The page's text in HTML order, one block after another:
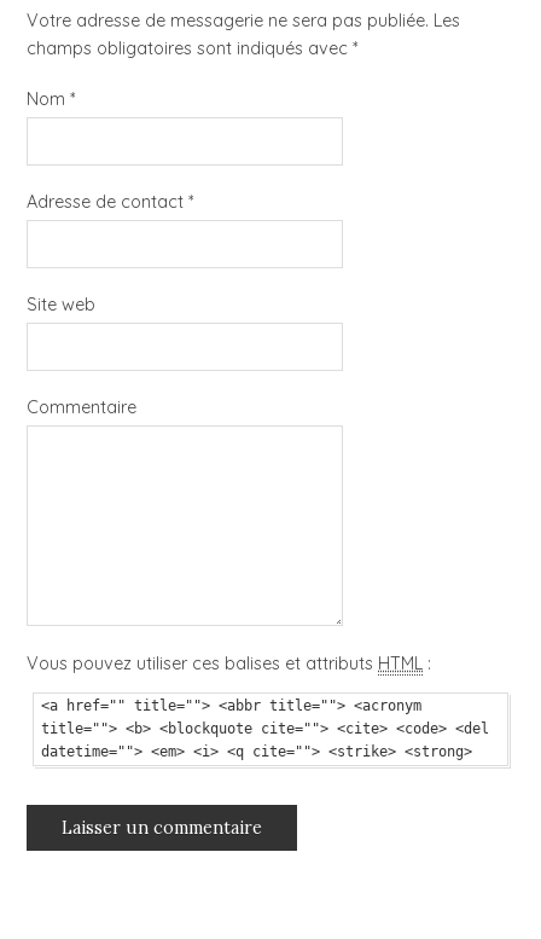
Votre adresse de messagerie ne sera pas publiée. Les
champs obligatoires sont indiqués avec*
Nom*
Adresse de contact*
Site web
Commentaire
Vous pouvez utiliser ces balises et attributs HTML :
<a href="" title=""> <abbr title=""> <acronym
title=""> <b> <blockquote cite=""> <cite> <code> <del
datetime=""> <em> <i> <q cite=""> <strike> <strong>